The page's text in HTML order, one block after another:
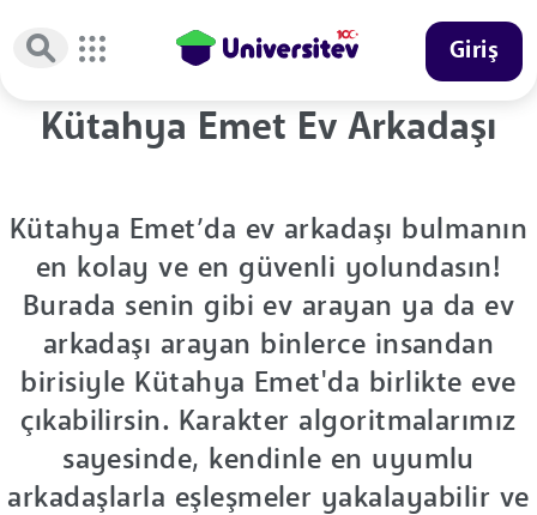
Giriş
Kütahya Emet Ev Arkadaşı
Kütahya Emet’da ev arkadaşı bulmanın
en kolay ve en güvenli yolundasın!
Burada senin gibi ev arayan ya da ev
arkadaşı arayan binlerce insandan
birisiyle Kütahya Emet'da birlikte eve
çıkabilirsin. Karakter algoritmalarımız
sayesinde, kendinle en uyumlu
arkadaşlarla eşleşmeler yakalayabilir ve